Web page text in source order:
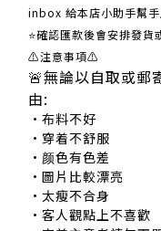
inbox 給本店小助手幫
⭐確認匯款後會安排發貨
⚠注意事項⚠
🚨無論以自取或郵
由:
•布料不
•穿着不舒
•颜色有色
•圖片比較
•太瘦不合
•客人觀點上